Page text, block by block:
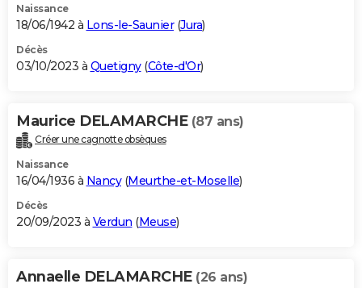
Naissance
18/06/1942 à Lons-le-Saunier(Jura)
Décès
03/10/2023 à Quetigny(Côte-d'Or)
Maurice DELAMARCHE (87 ans)
Créer une cagnotte obsèques
Naissance
16/04/1936 à Nancy(Meurthe-et-Moselle)
Décès
20/09/2023 à Verdun (Meuse)
Annaelle DELAMARCHE (26 ans)